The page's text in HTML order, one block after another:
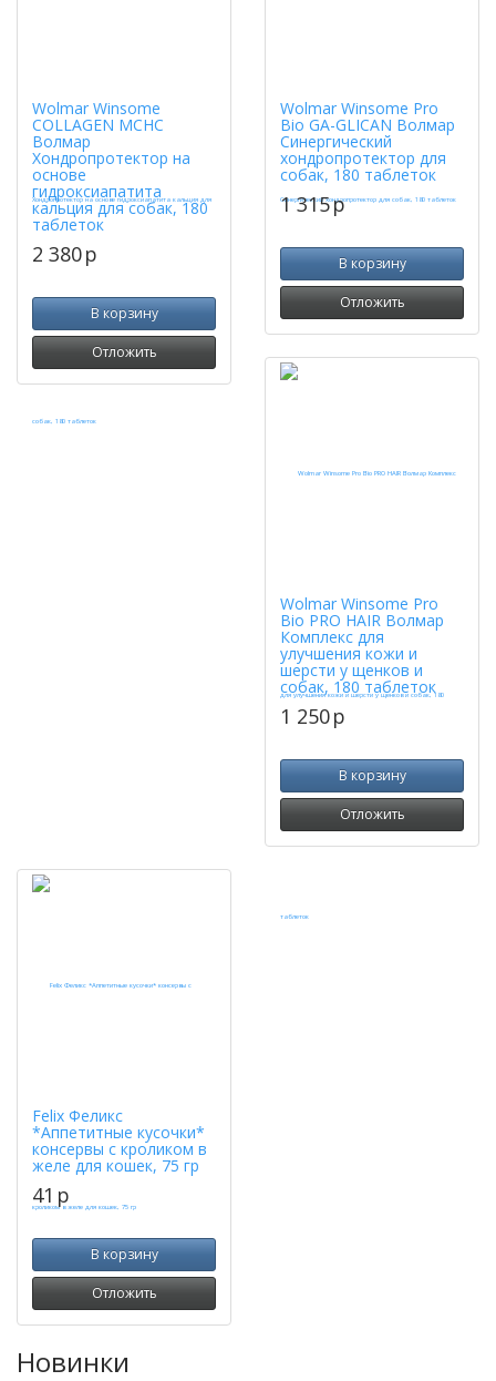
Wolmar Winsome
COLLAGEN MCHC
Волмар
Хондропротектор на
основе
гидроксиапатита
кальция для собак, 180
таблеток
2 380p
В корзину
Отложить
Wolmar Winsome Pro
Bio GA-GLICAN Волмар
Синергический
хондропротектор для
собак, 180 таблеток
1 315p
В корзину
Отложить
Wolmar Winsome Pro
Bio PRO HAIR Волмар
Комплекс для
улучшения кожи и
шерсти у щенков и
собак, 180 таблеток
1 250p
В корзину
Отложить
Felix Феликс
*Аппетитные кусочки*
консервы с кроликом в
желе для кошек, 75 гр
41 p
В корзину
Отложить
Новинки